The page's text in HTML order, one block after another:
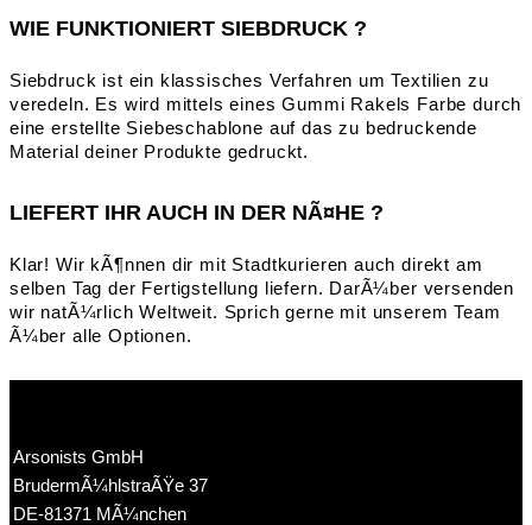
WIE FUNKTIONIERT SIEBDRUCK ?
Siebdruck ist ein klassisches Verfahren um Textilien zu
veredeln. Es wird mittels eines Gummi Rakels Farbe durch
eine erstellte Siebeschablone auf das zu bedruckende
Material deiner Produkte gedruckt.
LIEFERT IHR AUCH IN DER NÃ¤HE ?
Klar! Wir kÃ¶nnen dir mit Stadtkurieren auch direkt am
selben Tag der Fertigstellung liefern. DarÃ¼ber versenden
wir natÃ¼rlich Weltweit. Sprich gerne mit unserem Team
Ã¼ber alle Optionen.
Arsonists GmbH
BrudermÃ¼hlstraÃŸe 37
DE-81371 MÃ¼nchen